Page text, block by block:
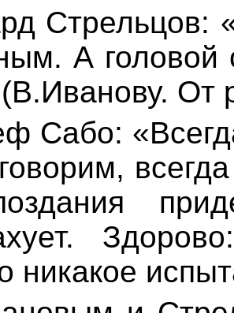
рд Стрельцов:
А головой
От
Сабо:
никакое